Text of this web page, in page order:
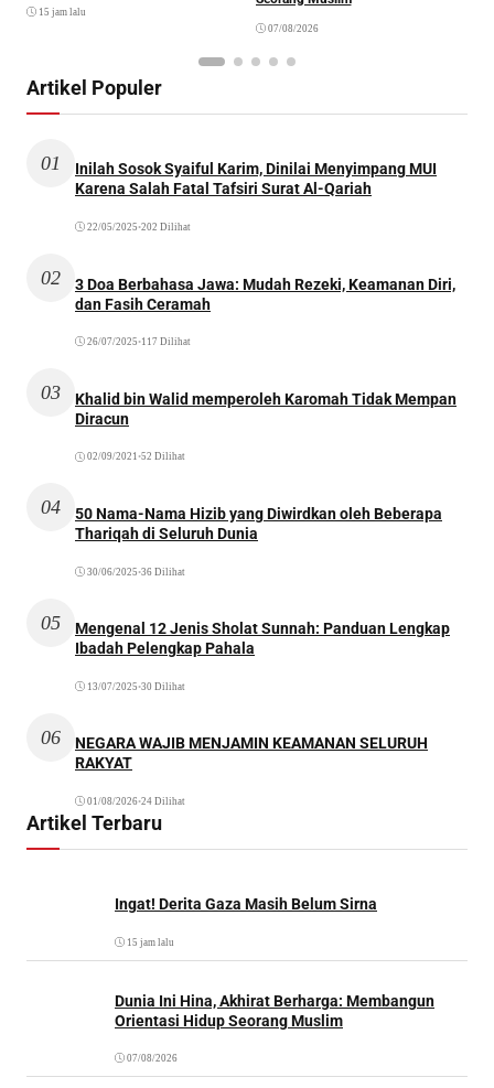
15 jam lalu
07/08/2026
Artikel Populer
01
Inilah Sosok Syaiful Karim, Dinilai Menyimpang MUI
Karena Salah Fatal Tafsiri Surat Al-Qariah
22/05/2025 •202 Dilihat
02
3 Doa Berbahasa Jawa: Mudah Rezeki, Keamanan Diri,
dan Fasih Ceramah
26/07/2025 •117 Dilihat
03
Khalid bin Walid memperoleh Karomah Tidak Mempan
Diracun
02/09/2021 •52 Dilihat
04
50 Nama-Nama Hizib yang Diwirdkan oleh Beberapa
Thariqah di Seluruh Dunia
30/06/2025 •36 Dilihat
05
Mengenal 12 Jenis Sholat Sunnah: Panduan Lengkap
Ibadah Pelengkap Pahala
13/07/2025 •30 Dilihat
06
NEGARA WAJIB MENJAMIN KEAMANAN SELURUH
RAKYAT
01/08/2026•24 Dilihat
Artikel Terbaru
Ingat! Derita Gaza Masih Belum Sirna
15 jam lalu
Dunia Ini Hina, Akhirat Berharga: Membangun
Orientasi Hidup Seorang Muslim
07/08/2026